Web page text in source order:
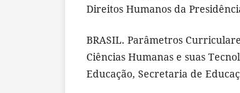
Direitos Humanos da
BRASIL. Parâmetros
Ciências Humanas e suas
Educação, Secretaria de